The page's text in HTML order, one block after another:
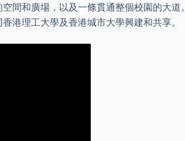
間和廣場，以及一條貫通整個校園的大道。
港理工大學及香港城市大學興建和共享。